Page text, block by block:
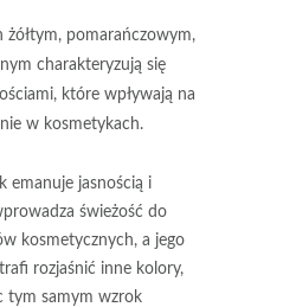
żółtym, pomarańczowym,
charakteryzują się
które wpływają na
w kosmetykach.
emanuje jasnością i
świeżość do
kosmetycznych, a jego
rozjaśnić inne kolory,
tym samym wzrok